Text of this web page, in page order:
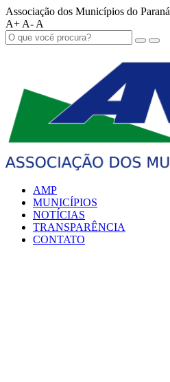
Associação dos Municípios do Paraná
A+ A- A
AMP
MUNICÍPIOS
NOTÍCIAS
TRANSPARÊNCIA
CONTATO